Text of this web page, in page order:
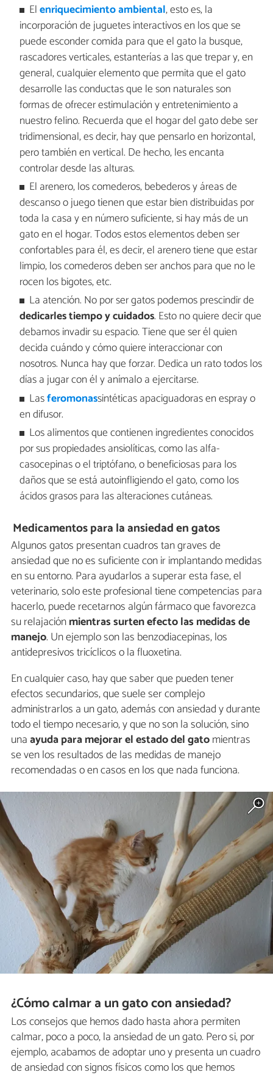
Elenriquecimiento ambiental, esto es, la
incorporación de juguetes interactivos en los que se
puede esconder comida para que el gato la busque,
rascadores verticales, estanterías a las que trepar y, en
general, cualquier elemento que permita que el gato
desarrolle las conductas que le son naturales son
formas de ofrecer estimulación y entretenimiento a
nuestro felino. Recuerda que el hogar del gato debe ser
tridimensional, es decir, hay que pensarlo en horizontal,
pero también en vertical. De hecho, les encanta
controlar desde las alturas.
El arenero, los comederos, bebederos y áreas de
descanso o juego tienen que estar bien distribuidas por
toda la casa y en número suficiente, si hay más de un
gato en el hogar. Todos estos elementos deben ser
confortables para él, es decir, el arenero tiene que estar
limpio, los comederos deben ser anchos para que no le
rocen los bigotes, etc.
La atención. No por ser gatos podemos prescindir de
dedicarles tiempo y cuidados. Esto no quiere decir que
debamos invadir su espacio. Tiene que ser él quien
decida cuándo y cómo quiere interaccionar con
nosotros. Nunca hay que forzar. Dedica un rato todos los
días a jugar con él y anímalo a ejercitarse.
Lasferomonassintéticas apaciguadoras en espray o
en difusor.
Los alimentos que contienen ingredientes conocidos
por sus propiedades ansiolíticas, como las alfa-
casocepinas o el triptófano, o beneficiosas para los
daños que se está autoinfligiendo el gato, como los
ácidos grasos para las alteraciones cutáneas.
Medicamentos para la ansiedad en gatos
Algunos gatos presentan cuadros tan graves de
ansiedad que no es suficiente con ir implantando medidas
en su entorno. Para ayudarlos a superar esta fase, el
veterinario, solo este profesional tiene competencias para
hacerlo, puede recetarnos algún fármaco que favorezca
su relajaciónmientras surten efecto las medidas de
manejo. Un ejemplo son las benzodiacepinas, los
antidepresivos tricíclicos o la fluoxetina.
En cualquier caso, hay que saber que pueden tener
efectos secundarios, que suele ser complejo
administrarlos a un gato, además con ansiedad y durante
todo el tiempo necesario, y que no son la solución, sino
unaayuda para mejorar el estado del gatomientras
se ven los resultados de las medidas de manejo
recomendadas o en casos en los que nada funciona.
¿Cómo calmar a un gato con ansiedad?
Los consejos que hemos dado hasta ahora permiten
calmar, poco a poco, la ansiedad de un gato. Pero si, por
ejemplo, acabamos de adoptar uno y presenta un cuadro
de ansiedad con signos físicos como los que hemos